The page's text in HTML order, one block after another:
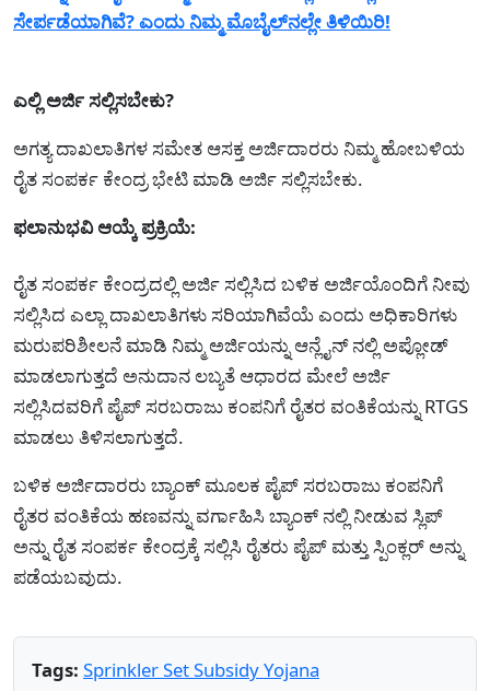
ಸೇರ್ಪಡೆಯಾಗಿವೆ? ಎಂದು ನಿಮ್ಮ ಮೊಬೈಲ್‌ನಲ್ಲೇ ತಿಳಿಯಿರಿ!
ಎಲ್ಲಿ ಅರ್ಜಿ ಸಲ್ಲಿಸಬೇಕು?
ಅಗತ್ಯ ದಾಖಲಾತಿಗಳ ಸಮೇತ ಆಸಕ್ತ ಅರ್ಜಿದಾರರು ನಿಮ್ಮ ಹೋಬಳಿಯ
ರೈತ ಸಂಪರ್ಕ ಕೇಂದ್ರ ಭೇಟಿ ಮಾಡಿ ಅರ್ಜಿ ಸಲ್ಲಿಸಬೇಕು.
ಫಲಾನುಭವಿ ಆಯ್ಕೆ ಪ್ರಕ್ರಿಯೆ:
ರೈತ ಸಂಪರ್ಕ ಕೇಂದ್ರದಲ್ಲಿ ಅರ್ಜಿ ಸಲ್ಲಿಸಿದ ಬಳಿಕ ಅರ್ಜಿಯೊಂದಿಗೆ ನೀವು
ಸಲ್ಲಿಸಿದ ಎಲ್ಲಾ ದಾಖಲಾತಿಗಳು ಸರಿಯಾಗಿವೆಯೆ ಎಂದು ಅಧಿಕಾರಿಗಳು
ಮರುಪರಿಶೀಲನೆ ಮಾಡಿ ನಿಮ್ಮ ಅರ್ಜಿಯನ್ನು ಆನ್ಲೈನ್ ನಲ್ಲಿ ಅಪ್ಲೋಡ್
ಮಾಡಲಾಗುತ್ತದೆ ಅನುದಾನ ಲಬ್ಯತೆ ಆಧಾರದ ಮೇಲೆ ಅರ್ಜಿ
ಸಲ್ಲಿಸಿದವರಿಗೆ ಪೈಪ್ ಸರಬರಾಜು ಕಂಪನಿಗೆ ರೈತರ ವಂತಿಕೆಯನ್ನು RTGS
ಮಾಡಲು ತಿಳಿಸಲಾಗುತ್ತದೆ.
ಬಳಿಕ ಅರ್ಜಿದಾರರು ಬ್ಯಾಂಕ್ ಮೂಲಕ ಪೈಪ್ ಸರಬರಾಜು ಕಂಪನಿಗೆ
ರೈತರ ವಂತಿಕೆಯ ಹಣವನ್ನು ವರ್ಗಾಹಿಸಿ ಬ್ಯಾಂಕ್ ನಲ್ಲಿ ನೀಡುವ ಸ್ಲಿಪ್
ಅನ್ನು ರೈತ ಸಂಪರ್ಕ ಕೇಂದ್ರಕ್ಕೆ ಸಲ್ಲಿಸಿ ರೈತರು ಪೈಪ್ ಮತ್ತು ಸ್ಪಿಂಕ್ಲರ್ ಅನ್ನು
ಪಡೆಯಬವುದು.
Tags: Sprinkler Set Subsidy Yojana